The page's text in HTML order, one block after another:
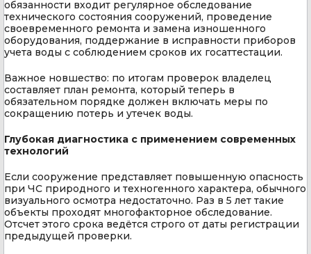
обязанности входит регулярное обследование
технического состояния сооружений, проведение
своевременного ремонта и замена изношенного
оборудования, поддержание в исправности приборов
учета воды с соблюдением сроков их госаттестации.
Важное новшество: по итогам проверок владелец
составляет план ремонта, который теперь в
обязательном порядке должен включать меры по
сокращению потерь и утечек воды.
Глубокая диагностика с применением современных
технологий
Если сооружение представляет повышенную опасность
при ЧС природного и техногенного характера, обычного
визуального осмотра недостаточно. Раз в 5 лет такие
объекты проходят многофакторное обследование.
Отсчет этого срока ведётся строго от даты регистрации
предыдущей проверки.